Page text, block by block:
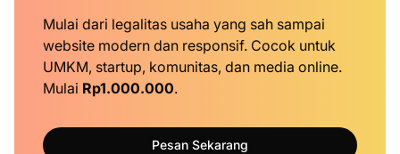
Mulai dari legalitas usaha yang sah sampai
website modern dan responsif. Cocok untuk
UMKM, startup, komunitas, dan media online.
Mulai Rp1.000.000.
Pesan Sekarang